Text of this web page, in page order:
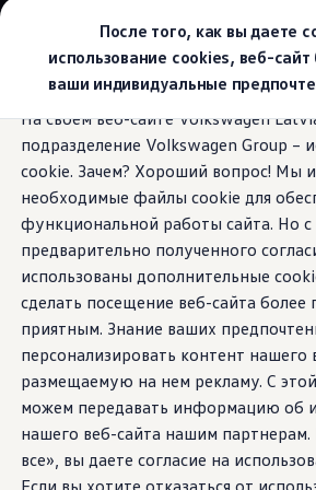
После того, как вы даете
использование cookies, веб-сайт
ваши индивидуальные
На своем веб-сайте Volkswagen
подразделение Volkswagen Group –
cookie. Зачем? Хороший вопрос! Мы
необходимые файлы cookie для
функциональной работы сайта. Но с
предварительно полученного
использованы дополнительные
сделать посещение веб-сайта более
приятным. Знание ваших
персонализировать контент нашего
размещаемую на нем рекламу. С
можем передавать информацию об
нашего веб-сайта нашим
все», вы даете согласие на
Если вы хотите отказаться от
основному
содержанию
нижнему
колонтитулу
Выбери свой Volkswagen
Модельный ряд
Новый ID.Cross
Открой для себя семейство
Предложения и услуги
Юбилейное предложение
Автомобильный онлайн-
Обмен автомобилей
Лизинг Volkswagen
Гарантия
Бесплатная регистрация
Взаимодействие в сети простыми
VW Connect
Активация
Все службы
VW Connect для Вашего ID.
Обновления (Upgrades)
Car-Net
App-Connect
Fleet Interface Data
O Volkswagen
Получи больше
Владельцы и услуги
Система управления
Dynamic Light
Ваш Golf:
любую
эффекта.